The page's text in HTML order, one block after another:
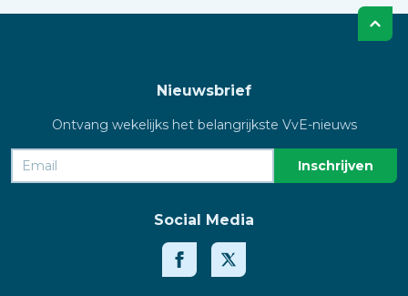
Nieuwsbrief
Ontvang wekelijks het belangrijkste VvE-nieuws
Social Media